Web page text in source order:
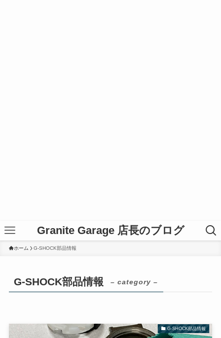
Granite Garage 店長のブログ
ホーム G-SHOCK部品情報
G-SHOCK部品情報 – category –
G-SHOCK部品情報